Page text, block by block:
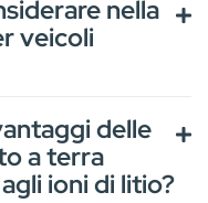
nella
veicoli
delle
a terra
ioni di litio?